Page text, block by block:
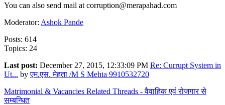
You can also send mail at corruption@merapahad.com
Moderator: Ashok Pande
Posts: 614
Topics: 24
Last post: December 27, 2015, 12:33:09 PM Re: Currupt System in
Ut... byएम.एस. मेहता /M S Mehta 9910532720
Matrimonial & Vacancies Related Threads - वैवाहिक एवं रोजगार से
सम्बन्धित